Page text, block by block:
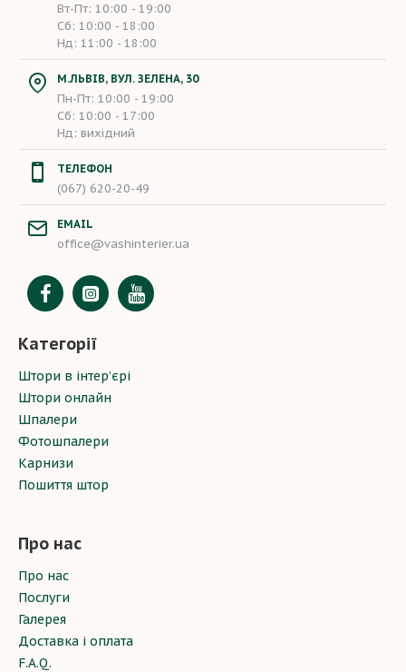
Вт-Пт: 10:00 - 19:00
Сб: 10:00 - 18:00
Нд: 11:00 - 18:00
М.ЛЬВІВ, ВУЛ. ЗЕЛЕНА, 30
Пн-Пт: 10:00 - 19:00
Сб: 10:00 - 17:00
Нд: вихідний
ТЕЛЕФОН
(067) 620-20-49
EMAIL
office@vashinterier.ua
Категорії
Штори в інтер’єрі
Штори онлайн
Шпалери
Фотошпалери
Карнизи
Пошиття штор
Про нас
Про нас
Послуги
Галерея
Доставка і оплата
F.A.Q.